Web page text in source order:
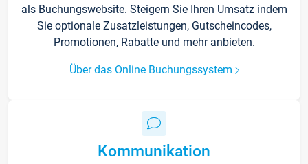
als Buchungswebsite. Steigern Sie Ihren Umsatz indem
Sie optionale Zusatzleistungen, Gutscheincodes,
Promotionen, Rabatte und mehr anbieten.
Über das Online Buchungssystem
Kommunikation